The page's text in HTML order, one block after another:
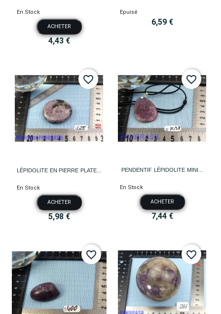
En Stock
ACHETER
4,43 €
Epuisé
6,59 €
LÉPIDOLITE EN PIERRE PLATE...
En Stock
ACHETER
5,98 €
favorite_border
PENDENTIF LÉPIDOLITE MINI...
En Stock
ACHETER
7,44 €
favorite_border
favorite_border favorite_border